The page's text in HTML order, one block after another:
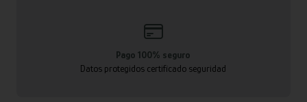
Pago 100% seguro
Datos protegidos certificado seguridad